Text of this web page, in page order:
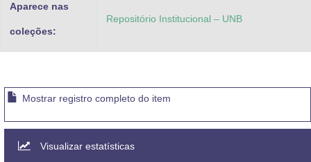
Aparece nas
coleções:
Repositório Institucional – UNB
Mostrar registro completo do item
Visualizar estatísticas